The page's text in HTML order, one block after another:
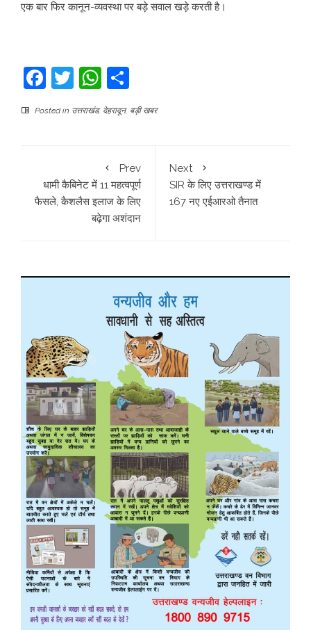
एक बार फिर कानून-व्यवस्था पर बड़े सवाल खड़े करती है।
Facebook
TwitterWhatsApp
Posted in उत्तराखंड, देहरादून, बड़ी खबर
Prev
धामी कैबिनेट में 11 महत्वपूर्ण
फैसले, कैशलैस इलाज के लिए
बढ़ेगा अशंदान
Next
SIR के लिए उत्तराखण्ड में
167 नए एईआरओ तैनात